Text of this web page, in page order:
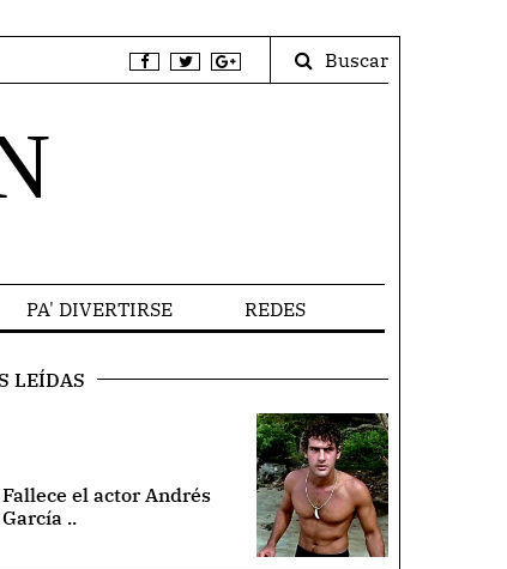
Buscar
PA' DIVERTIRSE REDES
LEÍDAS
Fallece el actor Andrés
García ..